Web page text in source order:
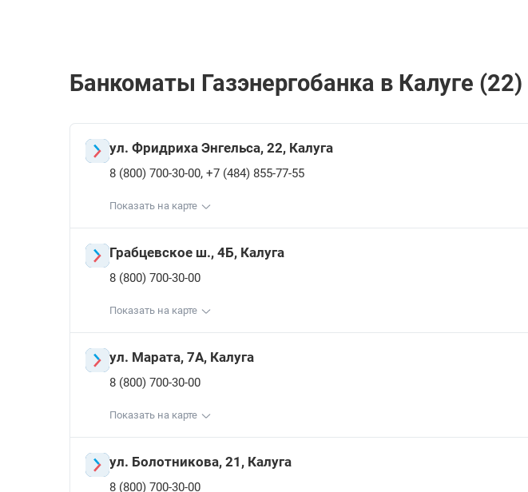
Банкоматы Газэнергобанкa в Калуге (22)
ул. Фридриха Энгельса, 22, Калуга
8 (800) 700-30-00, +7 (484) 855-77-55
Показать на карте
Грабцевское ш., 4Б, Калуга
8 (800) 700-30-00
Показать на карте
ул. Марата, 7А, Калуга
8 (800) 700-30-00
Показать на карте
ул. Болотникова, 21, Калуга
8 (800) 700-30-00